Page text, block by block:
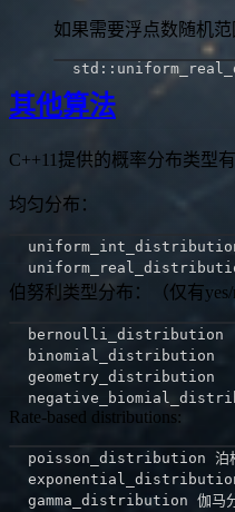
如果需要浮点数随机范
std ::
其他算法
C++11提供的概率分布类型
均匀分布：
伯努利类型分布：（仅有
Rate-based distributions: